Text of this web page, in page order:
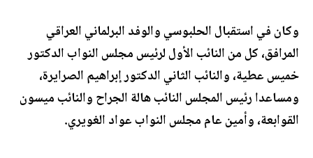
وكان في استقبال الحلبوسي والوفد البرلماني العراقي
المرافق، كل من النائب الأول لرئيس مجلس النواب الدكتور
خميس عطية، والنائب الثاني الدكتور إبراهيم الصرايرة،
ومساعدا رئيس المجلس النائب هالة الجراح والنائب ميسون
القوابعة، وأمين عام مجلس النواب عواد الغويري.